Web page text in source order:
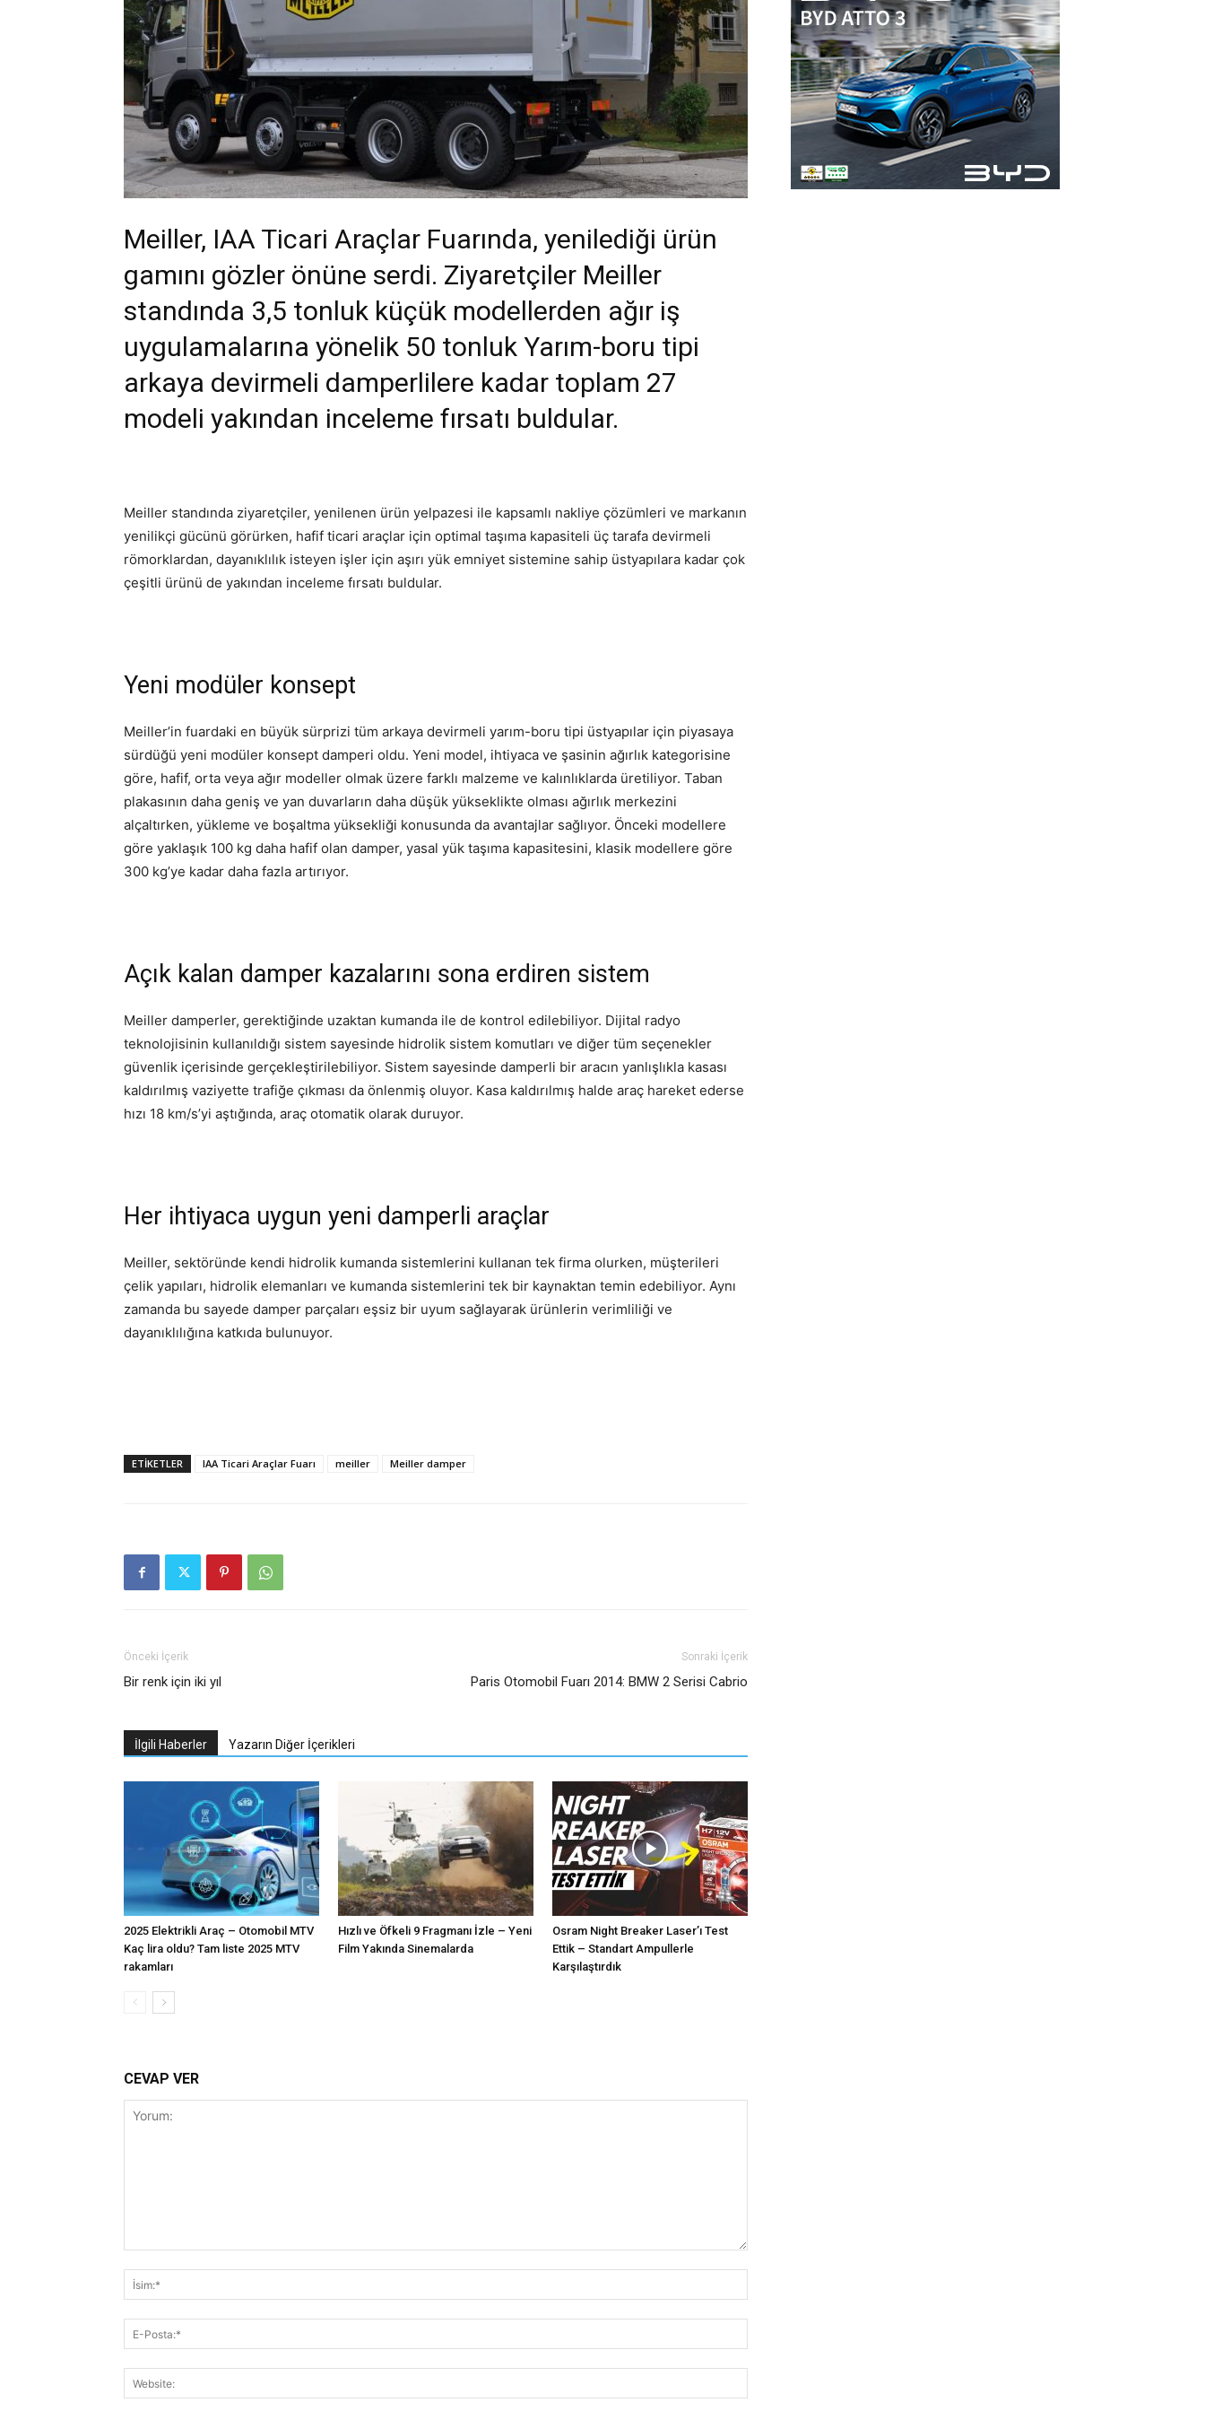
Meiller, IAA Ticari Araçlar Fuarında, yenilediği ürün
gamını gözler önüne serdi. Ziyaretçiler Meiller
standında 3,5 tonluk küçük modellerden ağır iş
uygulamalarına yönelik 50 tonluk Yarım-boru tipi
arkaya devirmeli damperlilere kadar toplam 27
modeli yakından inceleme fırsatı buldular.
Meiller standında ziyaretçiler, yenilenen ürün yelpazesi ile kapsamlı nakliye çözümleri ve markanın
yenilikçi gücünü görürken, hafif ticari araçlar için optimal taşıma kapasiteli üç tarafa devirmeli
römorklardan, dayanıklılık isteyen işler için aşırı yük emniyet sistemine sahip üstyapılara kadar çok
çeşitli ürünü de yakından inceleme fırsatı buldular.
Yeni modüler konsept
Meiller’in fuardaki en büyük sürprizi tüm arkaya devirmeli yarım-boru tipi üstyapılar için piyasaya
sürdüğü yeni modüler konsept damperi oldu. Yeni model, ihtiyaca ve şasinin ağırlık kategorisine
göre, hafif, orta veya ağır modeller olmak üzere farklı malzeme ve kalınlıklarda üretiliyor. Taban
plakasının daha geniş ve yan duvarların daha düşük yükseklikte olması ağırlık merkezini
alçaltırken, yükleme ve boşaltma yüksekliği konusunda da avantajlar sağlıyor. Önceki modellere
göre yaklaşık 100 kg daha hafif olan damper, yasal yük taşıma kapasitesini, klasik modellere göre
300 kg’ye kadar daha fazla artırıyor.
Açık kalan damper kazalarını sona erdiren sistem
Meiller damperler, gerektiğinde uzaktan kumanda ile de kontrol edilebiliyor. Dijital radyo
teknolojisinin kullanıldığı sistem sayesinde hidrolik sistem komutları ve diğer tüm seçenekler
güvenlik içerisinde gerçekleştirilebiliyor. Sistem sayesinde damperli bir aracın yanlışlıkla kasası
kaldırılmış vaziyette trafiğe çıkması da önlenmiş oluyor. Kasa kaldırılmış halde araç hareket ederse
hızı 18 km/s’yi aştığında, araç otomatik olarak duruyor.
Her ihtiyaca uygun yeni damperli araçlar
Meiller, sektöründe kendi hidrolik kumanda sistemlerini kullanan tek firma olurken, müşterileri
çelik yapıları, hidrolik elemanları ve kumanda sistemlerini tek bir kaynaktan temin edebiliyor. Aynı
zamanda bu sayede damper parçaları eşsiz bir uyum sağlayarak ürünlerin verimliliği ve
dayanıklılığına katkıda bulunuyor.
ETIKETLER IAA Ticari Araçlar Fuarı meiller Meiller damper
Önceki İçerik
Bir renk için iki yıl
Sonraki İçerik
Paris Otomobil Fuarı 2014: BMW 2 Serisi Cabrio
İlgili Haberler Yazarın Diğer İçerikleri
2025 Elektrikli Araç – Otomobil MTV
Kaç lira oldu? Tam liste 2025 MTV
rakamları
Hızlı ve Öfkeli 9 Fragmanı İzle – Yeni
Film Yakında Sinemalarda
Osram Night Breaker Laser’ı Test
Ettik – Standart Ampullerle
Karşılaştırdık
CEVAP VER